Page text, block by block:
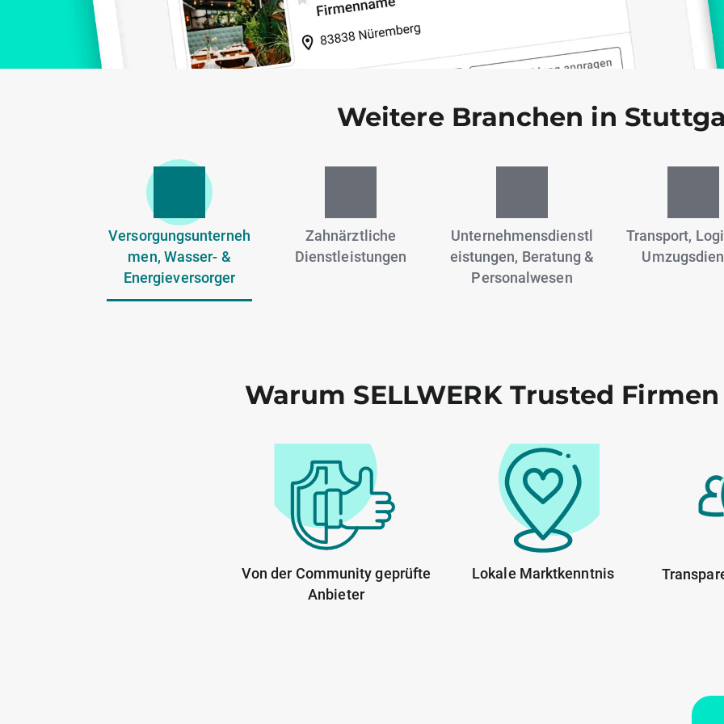
Weitere Branchen in
Versorgungsunterneh
men, Wasser- &
Energieversorger
Zahnärztliche
Dienstleistungen
Unternehmensdienstl
eistungen, Beratung &
Personalwesen
Transport,
Warum SELLWERK Trusted
Von der Community geprüfte
Anbieter
Lokale Marktkenntnis